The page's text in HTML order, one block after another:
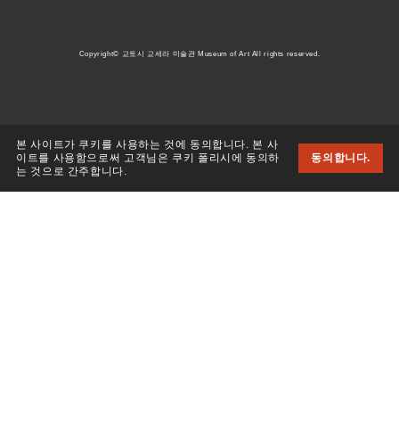
본 사이트가 쿠키를 사용하는 것에 동의합니다. 본 사
이트를 사용함으로써 고객님은 쿠키 폴리시에 동의하
는 것으로 간주합니다.
동의합니다.
Copyright© 교토시 교세라 미술관 Museum of Art All rights reserved.